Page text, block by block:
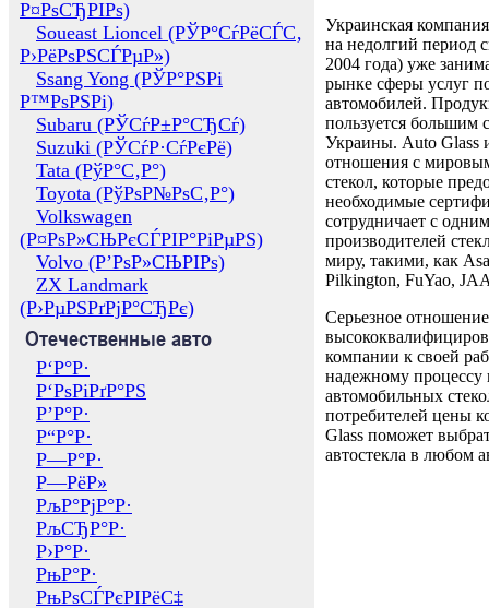
Р¤РѕСЂРІРѕ)
Soueast Lioncel (РЎР°СѓРёСЃС‚
Р›РёРѕРЅСЃРµР»)
Ssang Yong (РЎР°РЅРі
Р™РѕРЅРі)
Subaru (РЎСѓР±Р°СЂСѓ)
Suzuki (РЎСѓР·СѓРєРё)
Tata (РўР°С‚Р°)
Toyota (РўРѕР№РѕС‚Р°)
Volkswagen
(Р¤РѕР»СЊРєСЃРІР°РіРµРЅ)
Volvo (Р’РѕР»СЊРІРѕ)
ZX Landmark
(Р›РµРЅРґРјР°СЂРє)
Отечественные авто
Р‘Р°Р·
Р‘РѕРіРґР°РЅ
Р’Р°Р·
Р“Р°Р·
Р—Р°Р·
Р—РёР»
РљР°РјР°Р·
РљСЂР°Р·
Р›Р°Р·
РњР°Р·
РњРѕСЃРєРІРёС‡
Украинская
на недолгий период
2004 года) уже
рынке сферы услуг
автомобилей.
пользуется большим
Украины. Auto Glass
отношения с
стекол, которые
необходимые
сотрудничает с
производителей
миру, такими, как
Pilkington, FuYao,
Серьезное отношение
компании к своей
надежному процессу
автомобильных
потребителей цены
Glass поможет
автостекла в любом